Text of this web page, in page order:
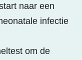
naar een
infectie
om de